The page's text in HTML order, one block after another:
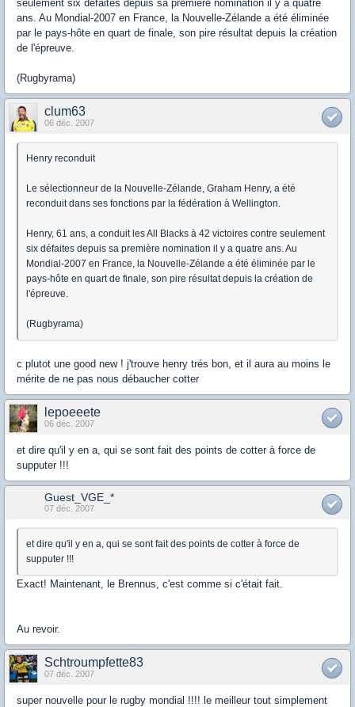
seulement six défaites depuis sa première nomination il y a quatre
ans. Au Mondial-2007 en France, la Nouvelle-Zélande a été éliminée
par le pays-hôte en quart de finale, son pire résultat depuis la création
de l'épreuve.
(Rugbyrama)
clum63
06 déc. 2007
Henry reconduit
Le sélectionneur de la Nouvelle-Zélande, Graham Henry, a été
reconduit dans ses fonctions par la fédération à Wellington.
Henry, 61 ans, a conduit les All Blacks à 42 victoires contre seulement
six défaites depuis sa première nomination il y a quatre ans. Au
Mondial-2007 en France, la Nouvelle-Zélande a été éliminée par le
pays-hôte en quart de finale, son pire résultat depuis la création de
l'épreuve.
(Rugbyrama)
c plutot une good new ! j'trouve henry trés bon, et il aura au moins le
mérite de ne pas nous débaucher cotter
lepoeeete
06 déc. 2007
et dire qu'il y en a, qui se sont fait des points de cotter à force de
supputer !!!
Guest_VGE_*
07 déc. 2007
et dire qu'il y en a, qui se sont fait des points de cotter à force de
supputer !!!
Exact! Maintenant, le Brennus, c'est comme si c'était fait.
Au revoir.
Schtroumpfette83
07 déc. 2007
super nouvelle pour le rugby mondial !!!! le meilleur tout simplement